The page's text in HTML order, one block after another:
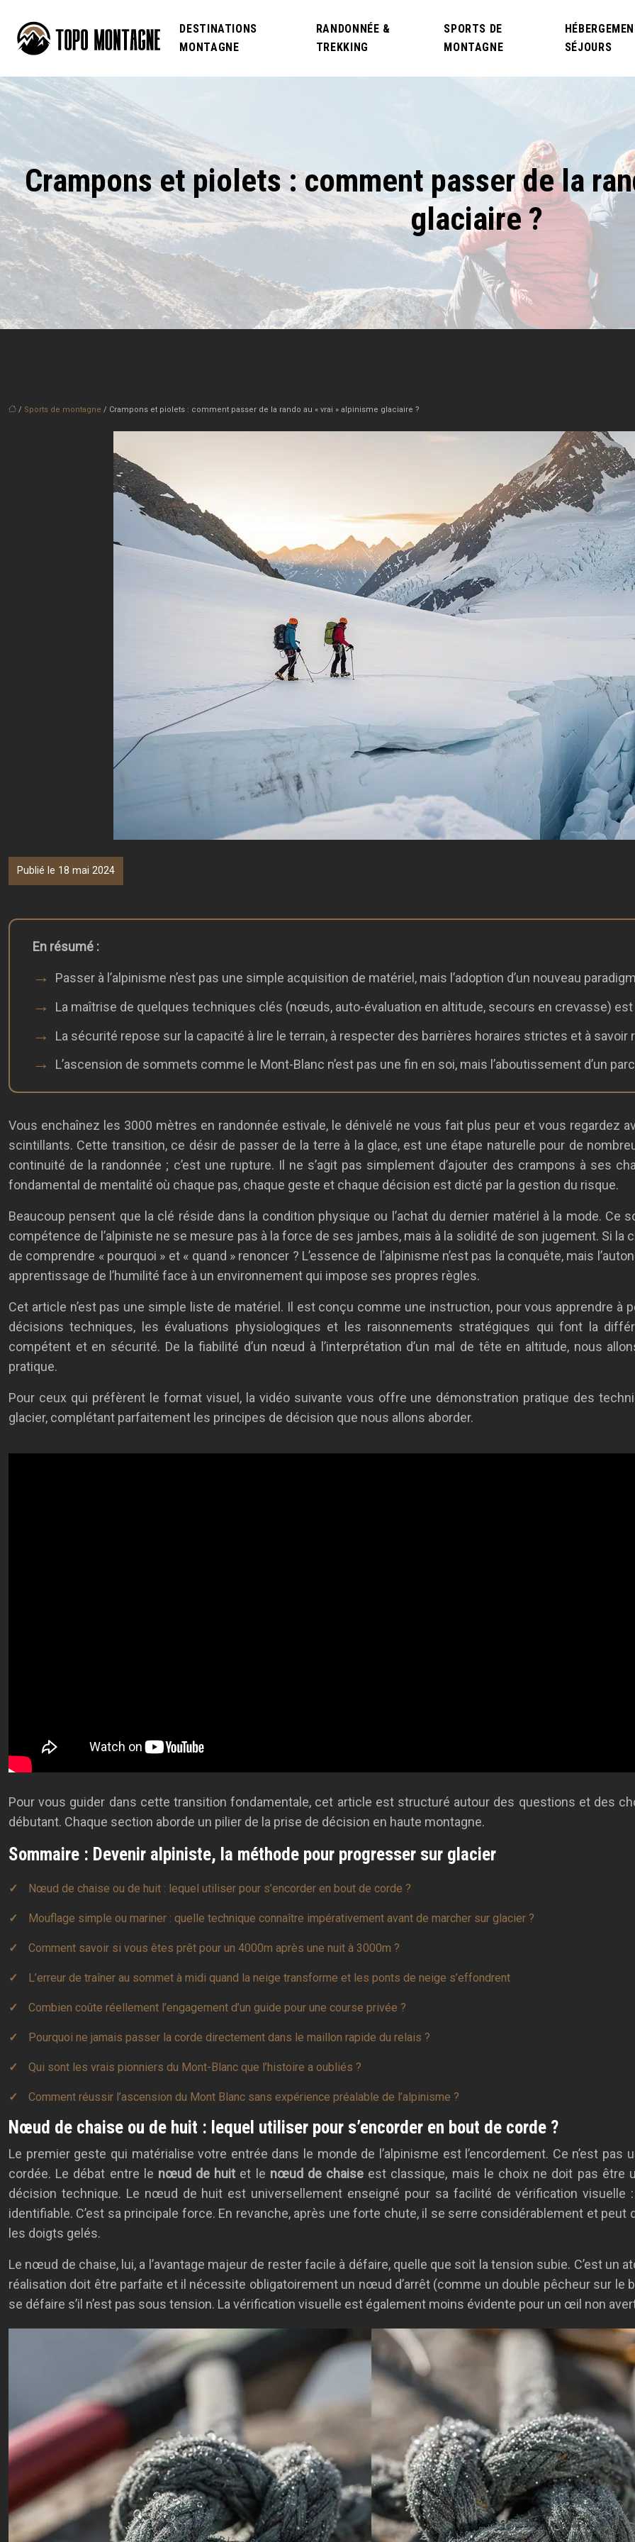
DESTINATIONS
MONTAGNE
RANDONNÉE &
TREKKING
SPORTS DE
MONTAGNE
SÉJOURS
Crampons et piolets : comment passer de la
glaciaire ?
/ Sports de montagne / Crampons et piolets : comment passer de la rando au « vrai » alpinisme glaciaire ?
Publié le 18 mai 2024
En résumé :
Passer à l’alpinisme n’est pas une simple acquisition de matériel, mais l’adoption d’un nouveau
La maîtrise de quelques techniques clés (nœuds, auto-évaluation en altitude, secours en crevasse)
La sécurité repose sur la capacité à lire le terrain, à respecter des barrières horaires strictes et à savoir
L’ascension de sommets comme le Mont-Blanc n’est pas une fin en soi, mais l’aboutissement d’un
Vous enchaînez les 3000 mètres en randonnée estivale, le dénivelé ne vous fait plus peur et vous regardez
scintillants. Cette transition, ce désir de passer de la terre à la glace, est une étape naturelle pour de
continuité de la randonnée ; c’est une rupture. Il ne s’agit pas simplement d’ajouter des crampons à ses
fondamental de mentalité où chaque pas, chaque geste et chaque décision est dicté par la gestion du risque.
Beaucoup pensent que la clé réside dans la condition physique ou l’achat du dernier matériel à la mode. Ce
compétence de l’alpiniste ne se mesure pas à la force de ses jambes, mais à la solidité de son jugement. Si la
de comprendre « pourquoi » et « quand » renoncer ? L’essence de l’alpinisme n’est pas la conquête, mais
apprentissage de l’humilité face à un environnement qui impose ses propres règles.
Cet article n’est pas une simple liste de matériel. Il est conçu comme une instruction, pour vous apprendre
décisions techniques, les évaluations physiologiques et les raisonnements stratégiques qui font la
compétent et en sécurité. De la fiabilité d’un nœud à l’interprétation d’un mal de tête en altitude, nous
pratique.
Pour ceux qui préfèrent le format visuel, la vidéo suivante vous offre une démonstration pratique des
glacier, complétant parfaitement les principes de décision que nous allons aborder.
Pour vous guider dans cette transition fondamentale, cet article est structuré autour des questions et des
débutant. Chaque section aborde un pilier de la prise de décision en haute montagne.
Sommaire : Devenir alpiniste, la méthode pour progresser sur glacier
Nœud de chaise ou de huit : lequel utiliser pour s’encorder en bout de corde ?
Mouflage simple ou mariner : quelle technique connaître impérativement avant de marcher sur glacier ?
Comment savoir si vous êtes prêt pour un 4000m après une nuit à 3000m ?
L’erreur de traîner au sommet à midi quand la neige transforme et les ponts de neige s’effondrent
Combien coûte réellement l’engagement d’un guide pour une course privée ?
Pourquoi ne jamais passer la corde directement dans le maillon rapide du relais ?
Qui sont les vrais pionniers du Mont-Blanc que l’histoire a oubliés ?
Comment réussir l’ascension du Mont Blanc sans expérience préalable de l’alpinisme ?
Nœud de chaise ou de huit : lequel utiliser pour s’encorder en bout de corde ?
Le premier geste qui matérialise votre entrée dans le monde de l’alpinisme est l’encordement. Ce n’est
cordée. Le débat entre le nœud de huitet le nœud de chaise est classique, mais le choix ne doit pas être
décision technique. Le nœud de huit est universellement enseigné pour sa facilité de vérification
identifiable. C’est sa principale force. En revanche, après une forte chute, il se serre considérablement et
les doigts gelés.
Le nœud de chaise, lui, a l’avantage majeur de rester facile à défaire, quelle que soit la tension subie. C’est un
réalisation doit être parfaite et il nécessite obligatoirement un nœud d’arrêt (comme un double pêcheur sur le
se défaire s’il n’est pas sous tension. La vérification visuelle est également moins évidente pour un œil non